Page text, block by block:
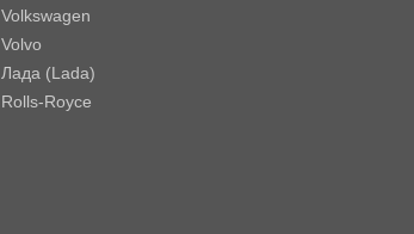
Volkswagen
Volvo
Лада (Lada)
Rolls-Royce